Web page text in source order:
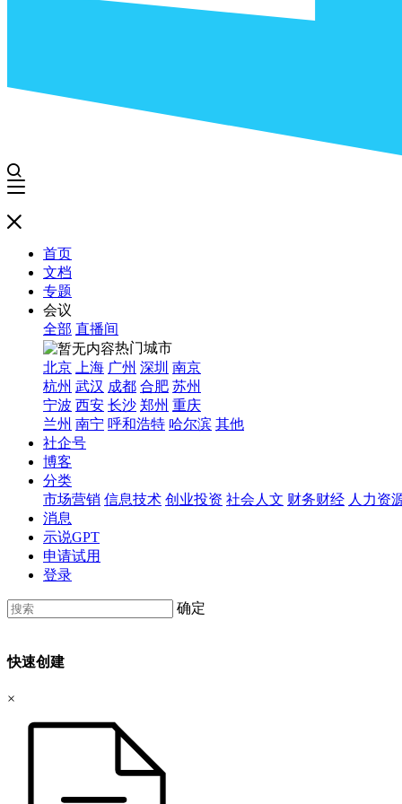
首页
文档
专题
会议
全部 直播间
热门城市
北京
上海 广州 深圳 南京
杭州 武汉 成都 合肥 苏州
宁波 西安 长沙 郑州 重庆
兰州 南宁 呼和浩特 哈尔滨 其他
社企号
博客
分类
市场营销 信息技术 创业投资 社会人文 财务财经 人力资
消息
示说GPT
申请试用
登录
确定
快速创建
×